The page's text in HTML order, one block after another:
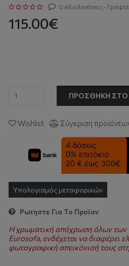
0 Αξιολογήσεις -
115.00€
ΠΡΟΣΘΉΚΗ ΣΤΟ
Wishlist Σύγκριση
Υπολογισμός μεταφορικών
Ρωτηστε Για Το Προϊον
Η χρωματική απόχρωση όλων των
Eurosofa, ενδέχεται να διαφέρει
φωτογραφική απεικόνισή τους